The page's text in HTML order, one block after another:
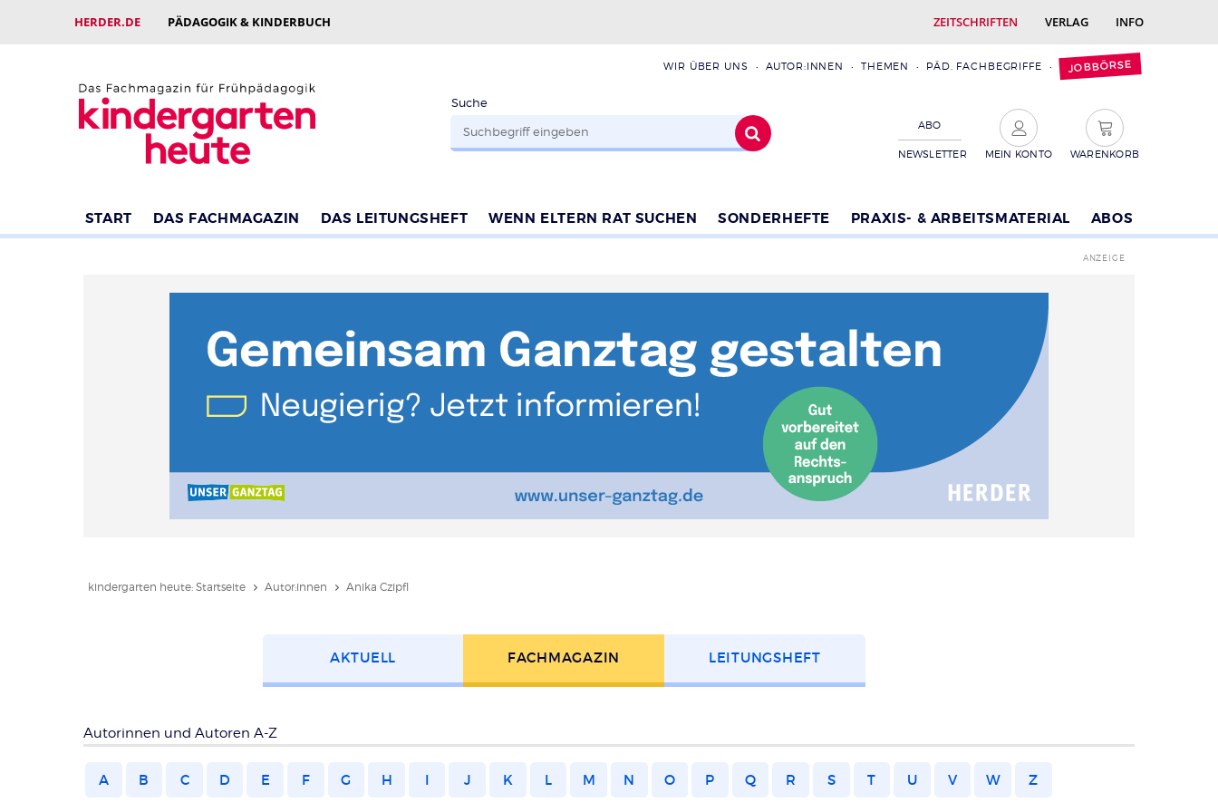
HERDER.DE PÄDAGOGIK & KINDERBUCH ZEITSCHRIFTEN VERLAG INFO
WIR ÜBER UNS AUTOR:INNEN THEMEN PÄD. FACHBEGRIFFE JOBBÖRSE
Suche
ABO
NEWSLETTER MEIN KONTO WARENKORB
START DAS FACHMAGAZIN DAS LEITUNGSHEFT WENN ELTERN RAT SUCHEN SONDERHEFTE PRAXIS- & ARBEITSMATERIAL ABOS
kindergarten heute: Startseite Autor:innen Anika Czipfl
AKTUELL FACH­MAGAZIN LEITUNGS­HEFT
Autorinnen und Autoren A-Z
A B C D E F G H I J K L M N O P Q R S T U V W Z